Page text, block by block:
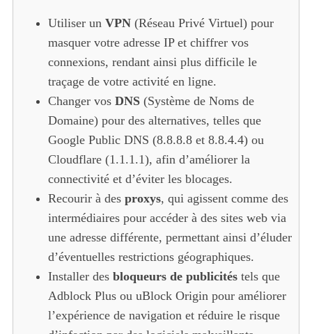
Utiliser un VPN(Réseau Privé Virtuel) pour
masquer votre adresse IP et chiffrer vos
connexions, rendant ainsi plus difficile le
traçage de votre activité en ligne.
Changer vos DNS(Système de Noms de
Domaine) pour des alternatives, telles que
Google Public DNS (8.8.8.8 et 8.8.4.4) ou
Cloudflare (1.1.1.1), afin d’améliorer la
connectivité et d’éviter les blocages.
Recourir à des proxys, qui agissent comme des
intermédiaires pour accéder à des sites web via
une adresse différente, permettant ainsi d’éluder
d’éventuelles restrictions géographiques.
Installer des bloqueurs de publicitéstels que
Adblock Plus ou uBlock Origin pour améliorer
l’expérience de navigation et réduire le risque